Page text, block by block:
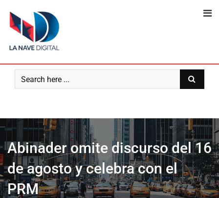
content
Abinader omite discurso del 16
de agosto y celebra con el
PRM